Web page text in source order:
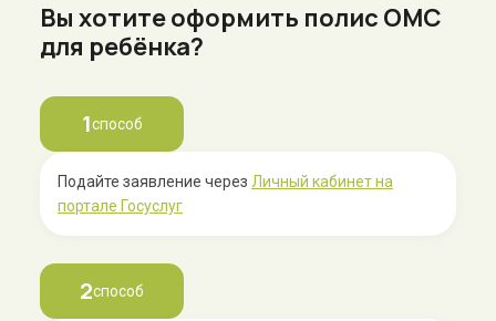
Вы хотите оформить полис ОМС
для ребёнка?
1способ
Подайте заявление через Личный кабинет на
портале Госуслуг
2способ